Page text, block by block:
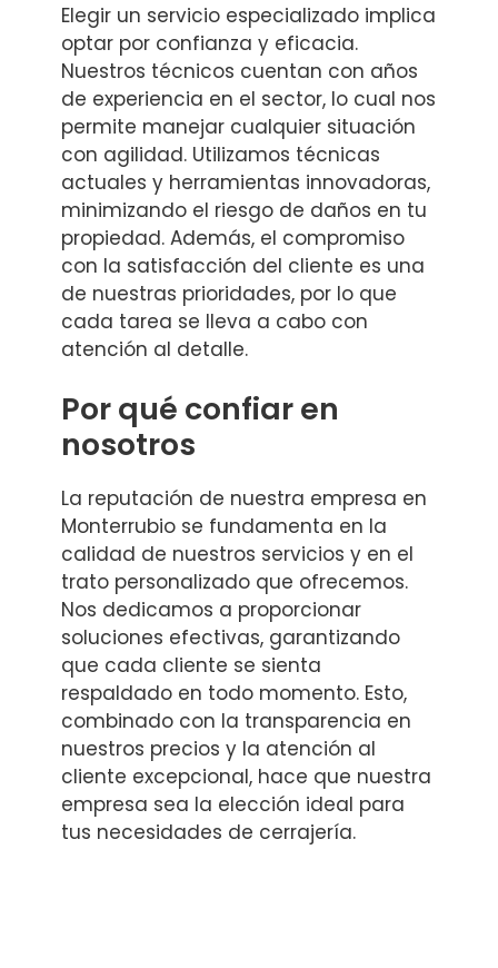
Elegir un servicio especializado implica
optar por confianza y eficacia.
Nuestros técnicos cuentan con años
de experiencia en el sector, lo cual nos
permite manejar cualquier situación
con agilidad. Utilizamos técnicas
actuales y herramientas innovadoras,
minimizando el riesgo de daños en tu
propiedad. Además, el compromiso
con la satisfacción del cliente es una
de nuestras prioridades, por lo que
cada tarea se lleva a cabo con
atención al detalle.
Por qué confiar en
nosotros
La reputación de nuestra empresa en
Monterrubio se fundamenta en la
calidad de nuestros servicios y en el
trato personalizado que ofrecemos.
Nos dedicamos a proporcionar
soluciones efectivas, garantizando
que cada cliente se sienta
respaldado en todo momento. Esto,
combinado con la transparencia en
nuestros precios y la atención al
cliente excepcional, hace que nuestra
empresa sea la elección ideal para
tus necesidades de cerrajería.